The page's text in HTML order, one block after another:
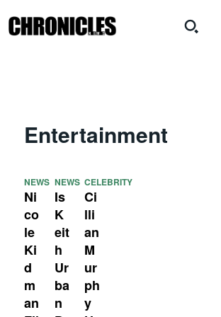
Entertainment
NEWS
Ni
co
le
Ki
d
m
an
NEWS
Is
K
eit
h
Ur
ba
n
CELEBRITY
Ci
lli
an
M
ur
ph
y